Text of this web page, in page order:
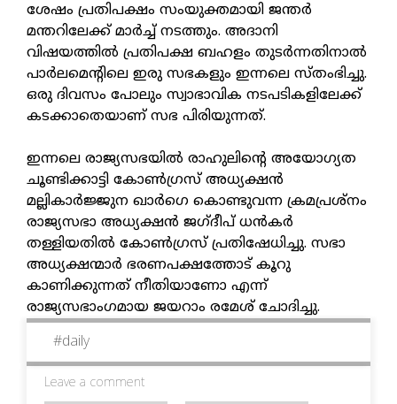
ശേഷം പ്രതിപക്ഷം സംയുക്തമായി ജന്തർ
മന്തറിലേക്ക് മാർച്ച് നടത്തും. അദാനി
വിഷയത്തിൽ പ്രതിപക്ഷ ബഹളം തുടർന്നതിനാൽ
പാർലമെന്റിലെ ഇരു സഭകളും ഇന്നലെ സ്തംഭിച്ചു.
ഒരു ദിവസം പോലും സ്വാഭാവിക നടപടികളിലേക്ക്
കടക്കാതെയാണ് സഭ പിരിയുന്നത്.
ഇന്നലെ രാജ്യസഭയിൽ രാഹുലിന്റെ അയോഗ്യത
ചൂണ്ടിക്കാട്ടി കോൺഗ്രസ് അധ്യക്ഷൻ
മല്ലികാർജ്ജുന ഖാർഗെ കൊണ്ടുവന്ന ക്രമപ്രശ്‌നം
രാജ്യസഭാ അധ്യക്ഷൻ ജഗ്ദീപ് ധൻകർ
തള്ളിയതിൽ കോൺഗ്രസ് പ്രതിഷേധിച്ചു. സഭാ
അധ്യക്ഷന്മാർ ഭരണപക്ഷത്തോട് കൂറു
കാണിക്കുന്നത് നീതിയാണോ എന്ന്
രാജ്യസഭാംഗമായ ജയറാം രമേശ് ചോദിച്ചു.
#daily
Leave a comment